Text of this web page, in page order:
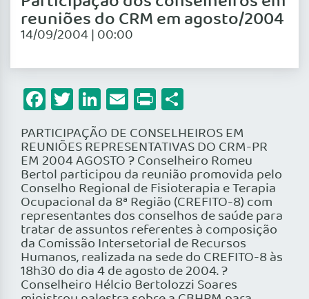
reuniões do CRM em agosto/2004
14/09/2004 | 00:00
Facebook
Twitter
LinkedIn
Email
Print
PARTICIPAÇÃO DE CONSELHEIROS EM
REUNIÕES REPRESENTATIVAS DO CRM-PR
EM 2004 AGOSTO ? Conselheiro Romeu
Bertol participou da reunião promovida pelo
Conselho Regional de Fisioterapia e Terapia
Ocupacional da 8ª Região (CREFITO-8) com
representantes dos conselhos de saúde para
tratar de assuntos referentes à composição
da Comissão Intersetorial de Recursos
Humanos, realizada na sede do CREFITO-8 às
18h30 do dia 4 de agosto de 2004. ?
Conselheiro Hélcio Bertolozzi Soares